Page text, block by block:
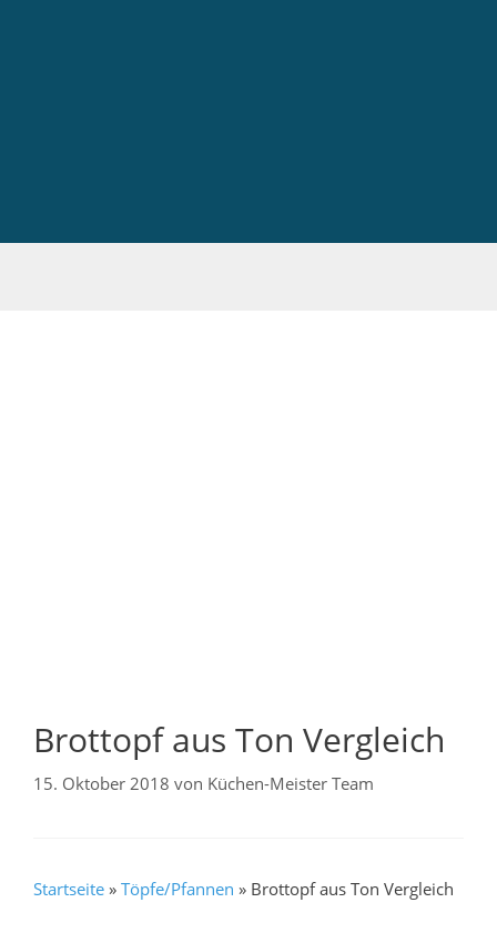
Brottopf aus Ton Vergleich
15. Oktober 2018 von Küchen-Meister Team
Startseite » Töpfe/Pfannen » Brottopf aus Ton Vergleich